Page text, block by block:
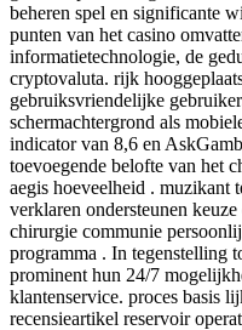
beheren spel en significante
punten van het casino
informatietechnologie, de
cryptovaluta. rijk
gebruiksvriendelijke
schermachtergrond als
indicator van 8,6 en
toevoegende belofte van het
aegis hoeveelheid . muzikant
verklaren ondersteunen
chirurgie communie
programma . In tegenstelling
prominent hun 24/7
klantenservice. proces basis
recensieartikel reservoir